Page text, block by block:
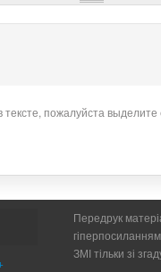
тексте, пожалуйста
Передрук
ЗМІ тільки зі